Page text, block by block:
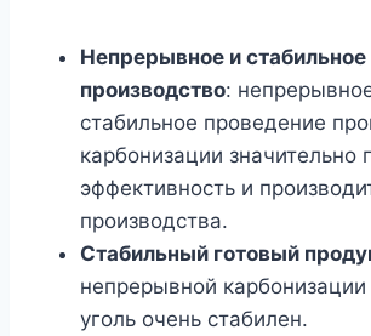
Непрерывное и стабильное
производство:
стабильное проведение
карбонизации значительно
эффективность и
производства.
Стабильный готовый
непрерывной
уголь очень стабилен.